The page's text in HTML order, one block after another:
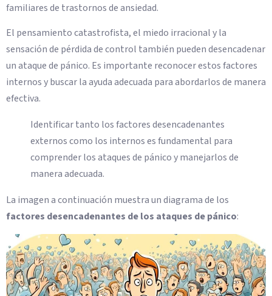
familiares de trastornos de ansiedad.
El pensamiento catastrofista, el miedo irracional y la
sensación de pérdida de control también pueden desencadenar
un ataque de pánico. Es importante reconocer estos factores
internos y buscar la ayuda adecuada para abordarlos de manera
efectiva.
Identificar tanto los factores desencadenantes
externos como los internos es fundamental para
comprender los ataques de pánico y manejarlos de
manera adecuada.
La imagen a continuación muestra un diagrama de los
factores desencadenantes de los ataques de pánico: